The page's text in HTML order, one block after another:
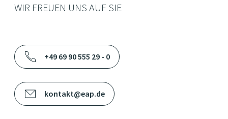
WIR FREUEN UNS AUF SIE
+49 69 90 555 29 - 0
kontakt@eap.de